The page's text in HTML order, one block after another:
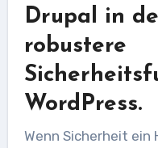
Drupal in
robustere
WordPress.
Wenn Sicherheit